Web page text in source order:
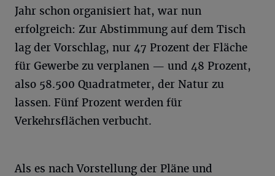
Jahr schon organisiert hat, war nun
erfolgreich: Zur Abstimmung auf dem Tisch
lag der Vorschlag, nur 47 Prozent der Fläche
für Gewerbe zu verplanen — und 48 Prozent,
also 58.500 Quadratmeter, der Natur zu
lassen. Fünf Prozent werden für
Verkehrsflächen verbucht.
Als es nach Vorstellung der Pläne und